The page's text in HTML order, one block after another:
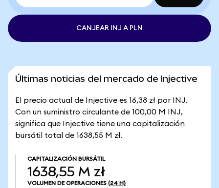
CANJEAR INJ A PLN
Últimas noticias del mercado de Injective
El precio actual de Injective es 16,38 zł por INJ.
Con un suministro circulante de 100,00 M INJ,
significa que Injective tiene una capitalización
bursátil total de 1638,55 M zł.
CAPITALIZACIÓN BURSÁTIL
1638,55 M zł
VOLUMEN DE OPERACIONES (24 H)